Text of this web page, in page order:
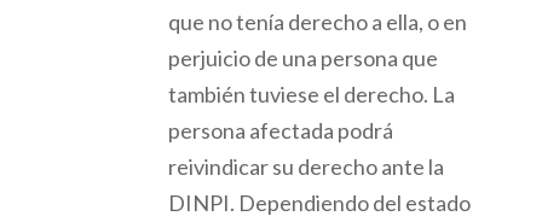
que no tenía derecho a ella, o en
perjuicio de una persona que
tambiéntuviese el derecho. La
persona afectada podrá
reivindicarsu derecho ante la
DINPI. Dependiendo del estado